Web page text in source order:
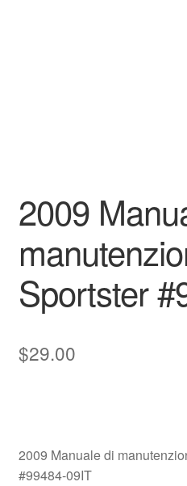
2009
Sportster
$29.00
2009 Manuale di
#99484-09IT